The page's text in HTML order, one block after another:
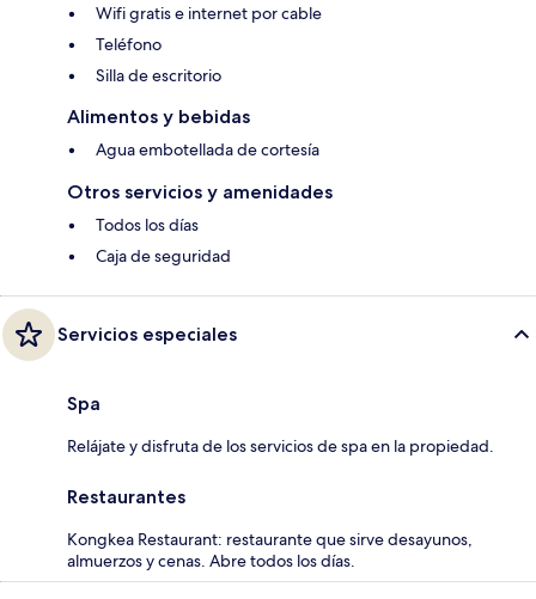
Wifi gratis e internet por cable
Teléfono
Silla de escritorio
Alimentos y bebidas
Agua embotellada de cortesía
Otros servicios y amenidades
Todos los días
Caja de seguridad
Servicios especiales
Spa
Relájate y disfruta de los servicios de spa en la propiedad.
Restaurantes
Kongkea Restaurant: restaurante que sirve desayunos,
almuerzos y cenas. Abre todos los días.